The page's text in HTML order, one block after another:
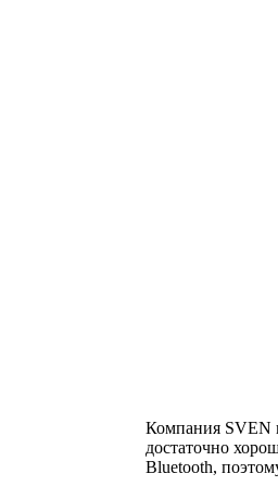
Компания SVEN
достаточно
Bluetooth,